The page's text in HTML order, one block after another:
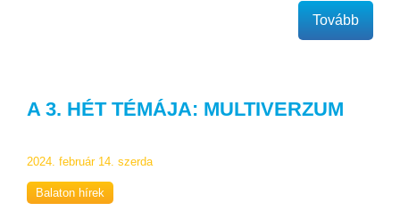
Tovább
A 3. HÉT TÉMÁJA: MULTIVERZUM
2024. február 14. szerda
Balaton hírek